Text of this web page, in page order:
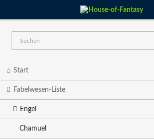
Start
Fabelwesen-Liste
Engel
Chamuel